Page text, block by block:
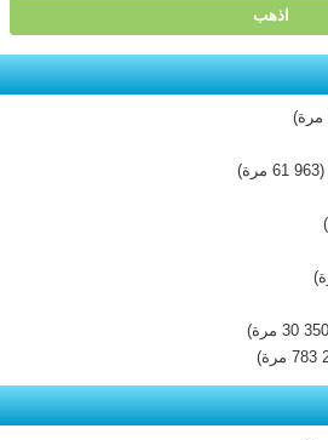
(61 963 مرة)